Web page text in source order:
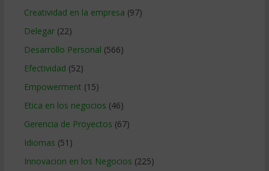
Creatividad en la empresa (97)
Delegar(22)
Desarrollo Personal (566)
Efectividad (52)
Empowerment (15)
Etica en los negocios (46)
Gerencia de Proyectos (67)
Idiomas (51)
Innovacion en los Negocios (225)